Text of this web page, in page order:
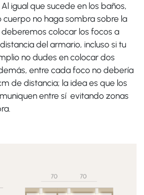
igual que sucede en los baños,
cuerpo no haga sombra sobre la
colocar los focos a
del armario, incluso si tu
no dudes en colocar dos
entre cada foco no debería
de distancia; la idea es que los
entre sí evitando zonas